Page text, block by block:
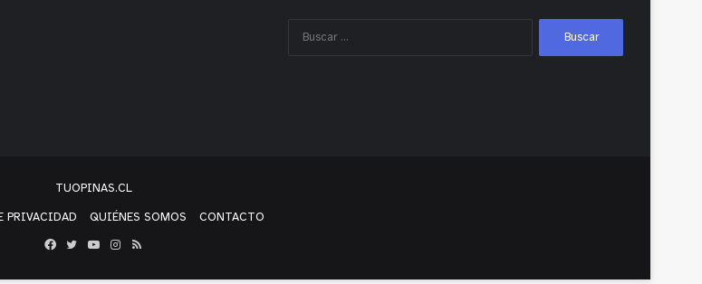
TUOPINAS.CL
PRIVACIDAD QUIÉNES SOMOS CONTACTO